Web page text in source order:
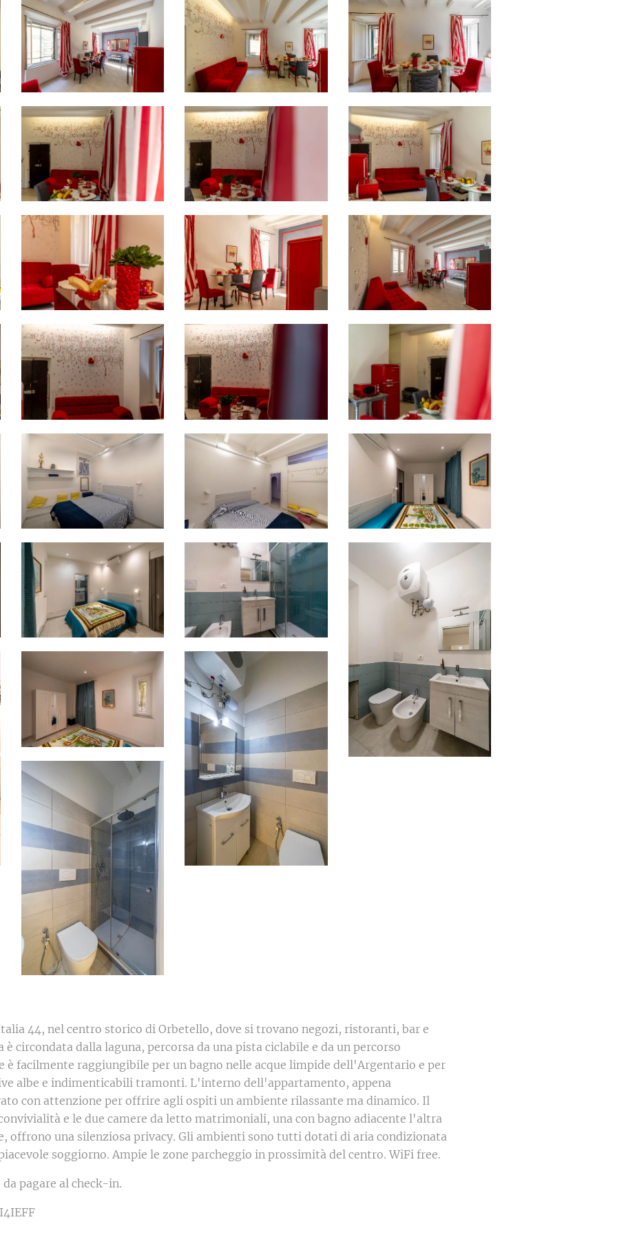
44, nel centro storico di Orbetello, dove si trovano negozi, ristoranti, bar e
è circondata dalla laguna, percorsa da una pista ciclabile e da un percorso
è facilmente raggiungibile per un bagno nelle acque limpide dell'Argentario e per
albe e indimenticabili tramonti. L'interno dell'appartamento, appena
con attenzione per offrire agli ospiti un ambiente rilassante ma dinamico. Il
e le due camere da letto matrimoniali, una con bagno adiacente l'altra
offrono una silenziosa privacy. Gli ambienti sono tutti dotati di aria condizionata
soggiorno. Ampie le zone parcheggio in prossimità del centro. WiFi free.
pagare al check-in.